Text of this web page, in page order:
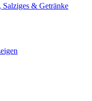
Salziges & Getränke